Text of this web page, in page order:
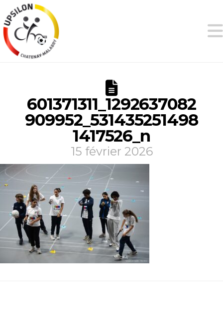
601371311_1292637082
909952_531435251498
1417526_n
15 février 2026